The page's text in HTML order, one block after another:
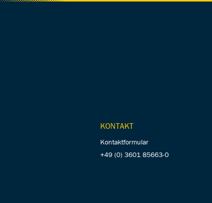
KONTAKT
Kontaktformular
+49 (0) 3601 85663-0